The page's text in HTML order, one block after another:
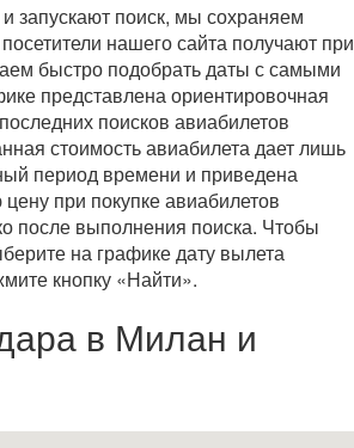
запускают поиск, мы сохраняем
нашего сайта получают при
быстро подобрать даты с самыми
представлена ориентировочная
поисков авиабилетов
стоимость авиабилета дает лишь
период времени и приведена
при покупке авиабилетов
после выполнения поиска. Чтобы
на графике дату вылета
кнопку «Найти».
в Милан и